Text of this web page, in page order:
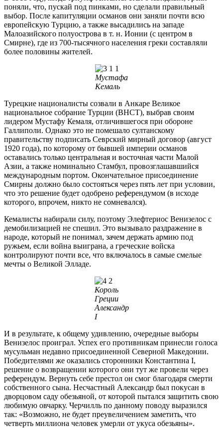
поняли, что, пускай под пинками, но сделали правильный
выбор. После капитуляции османов они заняли почти всю
европейскую Турцию, а также высадились на западе
Малоазийского полуострова в т. н. Ионии (с центром в
Смирне), где из 700-тысячного населения греки составляли
более половины жителей.
Мустафа
Кемаль
Турецкие националисты созвали в Анкаре Великое
национальное собрание Турции (ВНСТ), выбрав своим
лидером Мустафу Кемаля, отличившегося при обороне
Галлиполи. Однако это не помешало султанскому
правительству подписать Севрский мирный договор (август
1920 года), по которому от бывшей империи османов
оставались только центральная и восточная части Малой
Азии, а также номинально Стамбул, провозглашавшийся
международным портом. Окончательное присоединение
Смирны должно было состояться через пять лет при условии,
что это решение будет одобрено референдумом (в исходе
которого, впрочем, никто не сомневался).
Кемалисты набирали силу, поэтому Элефтериос Венизелос с
демобилизацией не спешил. Это вызывало раздражение в
народе, который не понимал, зачем держать армию под
ружьем, если война выиграна, а греческие войска
контролируют почти все, что включалось в самые смелые
мечты о Великой Элладе.
Король
Греции
Александр
I
И в результате, к общему удивлению, очередные выборы
Венизелос проиграл. Успех его противникам принесли голоса
мусульман недавно присоединенной Северной Македонии.
Победителями же оказались сторонники Константина I,
решение о возвращении которого они тут же провели через
референдум. Вернуть себе престол он смог благодаря смерти
собственного сына. Несчастный Александр был покусан в
дворцовом саду обезьяной, от которой пытался защитить свою
любимую овчарку. Черчилль по данному поводу выразился
так: «Возможно, не будет преувеличением заметить, что
четверть миллиона человек умерли от укуса обезьяны».